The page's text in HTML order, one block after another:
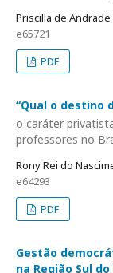
Priscilla de
e65721
PDF
“Qual o destino
o caráter
professores no
Rony Rei do
e64293
PDF
Gestão
na Região Sul